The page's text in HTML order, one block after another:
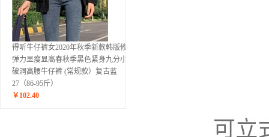
得听牛仔裤女2020年秋季新款韩版修身
弹力显瘦显高春秋季黑色紧身九分小脚
破洞高腰牛仔裤 (常规款）复古蓝
27（86-95斤）
￥ 102.40